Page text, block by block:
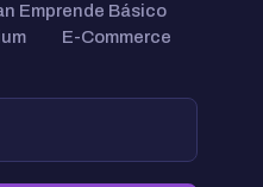
Emprende Básico
E-Commerce